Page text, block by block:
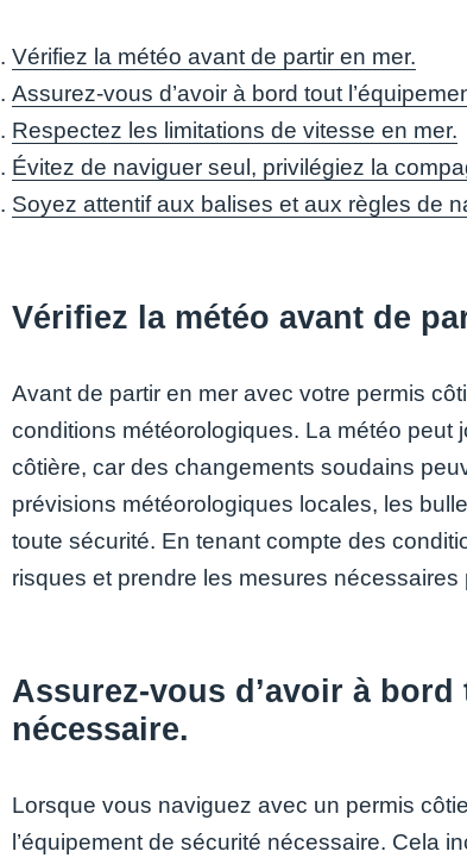
Vérifiez la météo avant de partir en mer.
Assurez-vous d’avoir à bord tout
Respectez les limitations de vitesse en mer.
Évitez de naviguer seul, privilégiez la
Soyez attentif aux balises et aux règles de
Vérifiez la météo avant de
Avant de partir en mer avec votre permis
conditions météorologiques. La météo peut
côtière, car des changements soudains
prévisions météorologiques locales, les
toute sécurité. En tenant compte des
risques et prendre les mesures
Assurez-vous d’avoir à
nécessaire.
Lorsque vous naviguez avec un permis
l’équipement de sécurité nécessaire. Cela